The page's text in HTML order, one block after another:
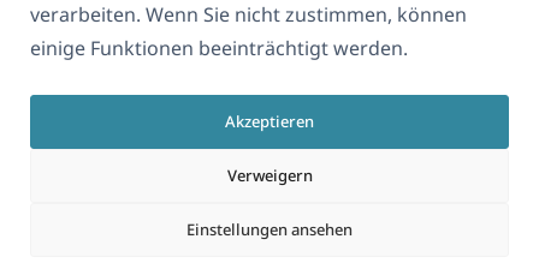
verarbeiten. Wenn Sie nicht zustimmen, können
einige Funktionen beeinträchtigt werden.
Akzeptieren
Verweigern
Einstellungen ansehen
Deutsch
Unserem Team beitreten(öffnet
in
Fenster)
in
einem
neuen
Fenster)
(öffnet
in
einem
neuen
Fenster)
in
neuen